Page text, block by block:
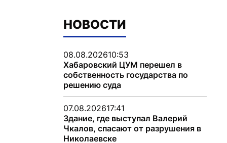
НОВОСТИ
08.08.202610:53
Хабаровский ЦУМ перешел в
собственность государства по
решению суда
07.08.202617:41
Здание, где выступал Валерий
Чкалов, спасают от разрушения в
Николаевске